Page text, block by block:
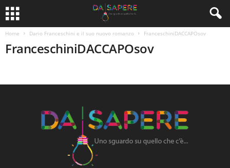
Home Dario Franceschini e il suo nuovo romanzo FranceschiniDACCAPOsov
FranceschiniDACCAPOsov